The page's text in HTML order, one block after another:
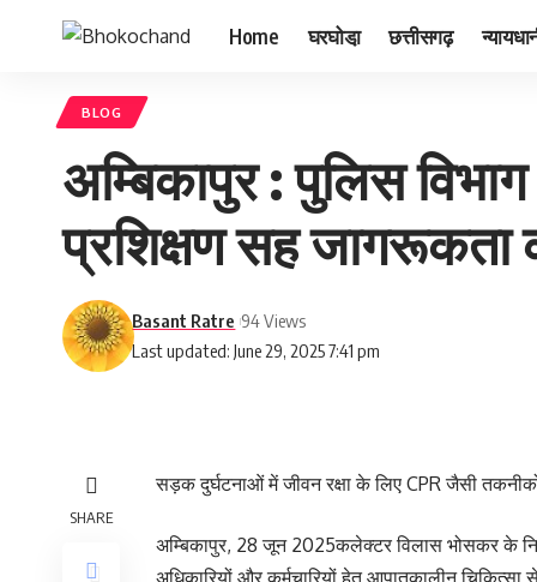
Home घरघोडा़ छत्तीसगढ़
BLOG
अम्बिकापुर : पुलिस
प्रशिक्षण सह जागरूकता
Last updated: June 29, 2025 7:41 pm
Basant Ratre 94 Views
SHARE
सड़क दुर्घटनाओं में जीवन रक्षा के लिए CPR जैसी तकनीकों
अम्बिकापुर, 28 जून 2025कलेक्टर विलास भोसकर के
अधिकारियों और कर्मचारियों हेतु आपातकालीन